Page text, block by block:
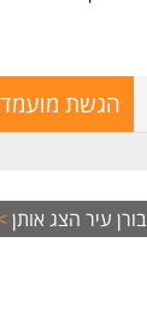
הגשת
הצג אותן